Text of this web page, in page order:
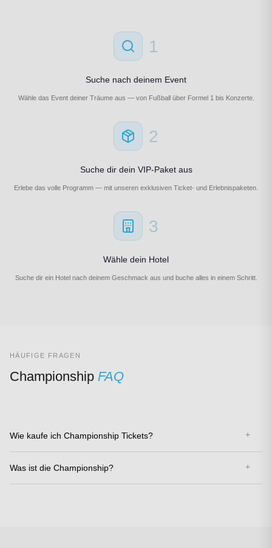
1
Suche nach deinem Event
Wähle das Event deiner Träume aus — von Fußball über Formel 1 bis Konzerte.
2
Suche dir dein VIP-Paket aus
Erlebe das volle Programm — mit unseren exklusiven Ticket- und Erlebnispaketen.
3
Wähle dein Hotel
Suche dir ein Hotel nach deinem Geschmack aus und buche alles in einem Schritt.
HÄUFIGE FRAGEN
Championship FAQ
Wie kaufe ich Championship Tickets?
Was ist die Championship?